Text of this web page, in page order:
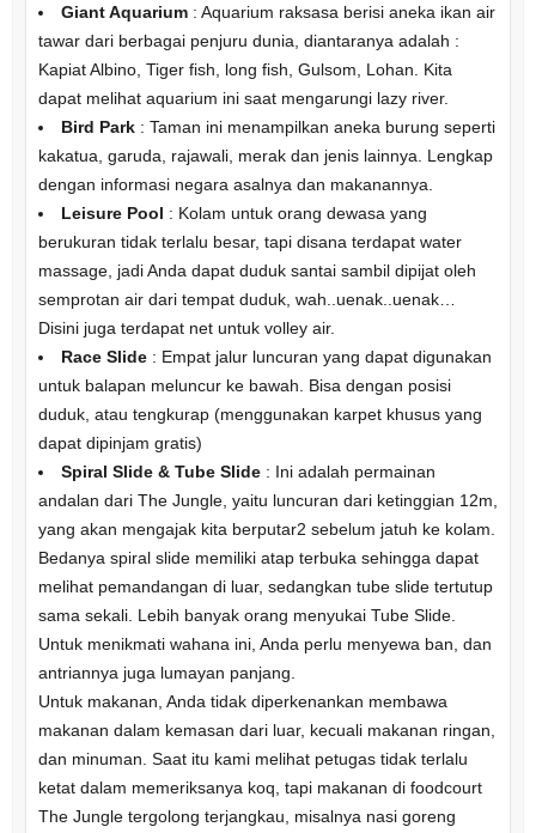
Giant Aquarium: Aquarium raksasa berisi aneka ikan air
tawar dari berbagai penjuru dunia, diantaranya adalah :
Kapiat Albino, Tiger fish, long fish, Gulsom, Lohan. Kita
dapat melihat aquarium ini saat mengarungi lazy river.
Bird Park: Taman ini menampilkan aneka burung seperti
kakatua, garuda, rajawali, merak dan jenis lainnya. Lengkap
dengan informasi negara asalnya dan makanannya.
Leisure Pool : Kolam untuk orang dewasa yang
berukuran tidak terlalu besar, tapi disana terdapat water
massage, jadi Anda dapat duduk santai sambil dipijat oleh
semprotan air dari tempat duduk, wah..uenak..uenak…
Disini juga terdapat net untuk volley air.
Race Slide: Empat jalur luncuran yang dapat digunakan
untuk balapan meluncur ke bawah. Bisa dengan posisi
duduk, atau tengkurap (menggunakan karpet khusus yang
dapat dipinjam gratis)
Spiral Slide & Tube Slide: Ini adalah permainan
andalan dari The Jungle, yaitu luncuran dari ketinggian 12m,
yang akan mengajak kita berputar2 sebelum jatuh ke kolam.
Bedanya spiral slide memiliki atap terbuka sehingga dapat
melihat pemandangan di luar, sedangkan tube slide tertutup
sama sekali. Lebih banyak orang menyukai Tube Slide.
Untuk menikmati wahana ini, Anda perlu menyewa ban, dan
antriannya juga lumayan panjang.
Untuk makanan, Anda tidak diperkenankan membawa
makanan dalam kemasan dari luar, kecuali makanan ringan,
dan minuman. Saat itu kami melihat petugas tidak terlalu
ketat dalam memeriksanya koq, tapi makanan di foodcourt
The Jungle tergolong terjangkau, misalnya nasi goreng